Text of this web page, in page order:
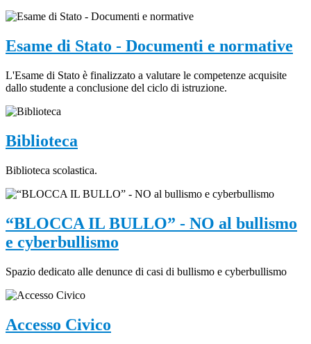
Esame di Stato - Documenti e normative
L'Esame di Stato è finalizzato a valutare le competenze acquisite
dallo studente a conclusione del ciclo di istruzione.
Biblioteca
Biblioteca scolastica.
“BLOCCA IL BULLO” - NO al bullismo
e cyberbullismo
Spazio dedicato alle denunce di casi di bullismo e cyberbullismo
Accesso Civico